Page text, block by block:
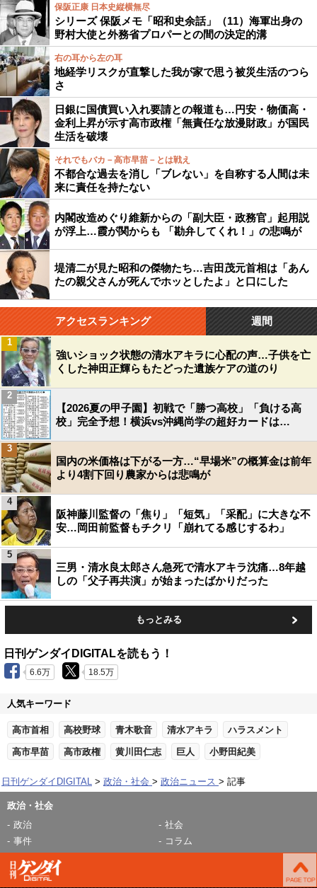
保阪正康 日本史縦横無尽
シリーズ 保阪メモ「昭和史余話」（11）海軍出身の
野村大使と外務省プロパーとの間の決定的溝
右の耳から左の耳
地経学リスクが直撃した我が家で思う被災生活のつら
さ
日銀に国債買い入れ要請との報道も…円安・物価高・
金利上昇が示す高市政権「無責任な放漫財政」が国民
生活を破壊
それでもバカ－高市早苗－とは戦え
不都合な過去を消し「ブレない」を自称する人間は未
来に責任を持たない
内閣改造めぐり維新からの「副大臣・政務官」起用説
が浮上…霞が関からも 「勘弁してくれ！」の悲鳴が
堤清二が見た昭和の傑物たち…吉田茂元首相は「あん
たの親父さんが死んでホッとしたよ」と口にした
アクセスランキング 週間
強いショック状態の清水アキラに心配の声…子供を亡
くした神田正輝らもたどった遺族ケアの道のり
1
【2026夏の甲子園】初戦で「勝つ高校」「負ける高
校」完全予想！横浜vs沖縄尚学の超好カードは…
2
国内の米価格は下がる一方…“早場米”の概算金は前年
より4割下回り農家からは悲鳴が
3
阪神藤川監督の「焦り」「短気」「采配」に大きな不
安…岡田前監督もチクリ「崩れてる感じするわ」
4
三男・清水良太郎さん急死で清水アキラ沈痛…8年越
しの「父子再共演」が始まったばかりだった
5
もっとみる
日刊ゲンダイDIGITALを読もう！
6.6万 18.5万
人気キーワード
高市首相 高校野球 青木歌音 清水アキラ ハラスメント
高市早苗 高市政権 黄川田仁志 巨人 小野田紀美
日刊ゲンダイDIGITAL 政治・社会 政治ニュース 記事
政治・社会
政治
社会
事件
コラム